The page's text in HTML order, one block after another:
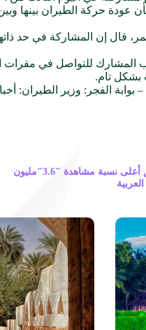
عودة حركة الطيران بينها
إن المشاركة في حد
للتواصل في مقرات
بشكل تام.
– بوابة الفجر: وزير الطيران:
فيديو لـ"تنشيط السياحة المصرية" يحقق أعلى نسبة مشاهدة "3.6"مليون